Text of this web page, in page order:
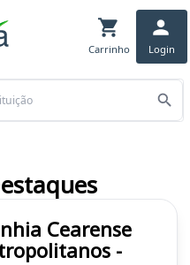
Carrinho Login
Cearense
-